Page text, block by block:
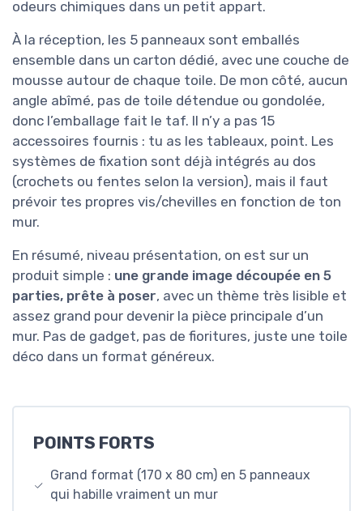
odeurs chimiques dans un petit appart.
À la réception, les 5 panneaux sont emballés
ensemble dans un carton dédié, avec une couche de
mousse autour de chaque toile. De mon côté, aucun
angle abîmé, pas de toile détendue ou gondolée,
donc l’emballage fait le taf. Il n’y a pas 15
accessoires fournis : tu as les tableaux, point. Les
systèmes de fixation sont déjà intégrés au dos
(crochets ou fentes selon la version), mais il faut
prévoir tes propres vis/chevilles en fonction de ton
mur.
En résumé, niveau présentation, on est sur un
produit simple : une grande image découpée en 5
parties, prête à poser, avec un thème très lisible et
assez grand pour devenir la pièce principale d’un
mur. Pas de gadget, pas de fioritures, juste une toile
déco dans un format généreux.
POINTS FORTS
Grand format (170 x 80 cm) en 5 panneaux
qui habille vraiment un mur